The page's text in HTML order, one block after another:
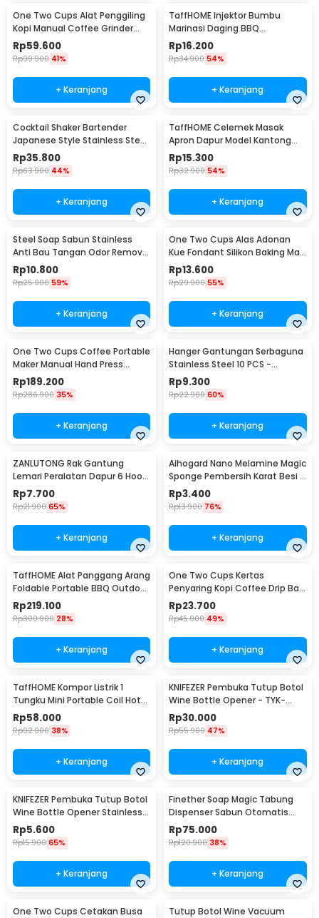
One Two Cups Alat Penggiling
Kopi Manual Coffee Grinder
Portable - WFCG9800
Rp59.600
Rp99.900 41%
+ Keranjang
TaffHOME Injektor Bumbu
Marinasi Daging BBQ
Seasoning Injector - HC117
Rp16.200
Rp34.900 54%
+ Keranjang
Cocktail Shaker Bartender
Japanese Style Stainless Steel
200ml
Rp35.800
Rp63.900 44%
+ Keranjang
TaffHOME Celemek Masak
Apron Dapur Model Kantong
Pola Spatula - JJ41
Rp15.300
Rp32.900 54%
+ Keranjang
Steel Soap Sabun Stainless
Anti Bau Tangan Odor Remove
- HW071
Rp10.800
Rp25.900 59%
+ Keranjang
One Two Cups Alas Adonan
Kue Fondant Silikon Baking Mat
Anti Slip - JJ3873
Rp13.600
Rp29.900 55%
+ Keranjang
One Two Cups Coffee Portable
Maker Manual Hand Press
Espresso 300ml - T35066
Rp189.200
Rp286.900 35%
+ Keranjang
Hanger Gantungan Serbaguna
Stainless Steel 10 PCS -
M127105
Rp9.300
Rp22.900 60%
+ Keranjang
ZANLUTONG Rak Gantung
Lemari Peralatan Dapur 6 Hook
Besi - 2137
Rp7.700
Rp21.900 65%
+ Keranjang
Aihogard Nano Melamine Magic
Sponge Pembersih Karat Besi -
CW62
Rp3.400
Rp13.900 76%
+ Keranjang
TaffHOME Alat Panggang Arang
Foldable Portable BBQ Outdoor
Grill Stove - HWSK77
Rp219.100
Rp300.900 28%
+ Keranjang
One Two Cups Kertas
Penyaring Kopi Coffee Drip Bag
Paper Filter 50PCS - T111
Rp23.700
Rp45.900 49%
+ Keranjang
TaffHOME Kompor Listrik 1
Tungku Mini Portable Coil Hot
Plate 500W - C1-1000-03
Rp58.000
Rp92.900 38%
+ Keranjang
KNIFEZER Pembuka Tutup Botol
Wine Bottle Opener - TYK-
074B
Rp30.000
Rp55.900 47%
+ Keranjang
KNIFEZER Pembuka Tutup Botol
Wine Bottle Opener Stainless
Steel - WS01
Rp5.600
Rp15.900 65%
+ Keranjang
Finether Soap Magic Tabung
Dispenser Sabun Otomatis
400ml - AD-03
Rp75.000
Rp120.900 38%
+ Keranjang
One Two Cups Cetakan Busa
Tutup Botol Wine Vacuum